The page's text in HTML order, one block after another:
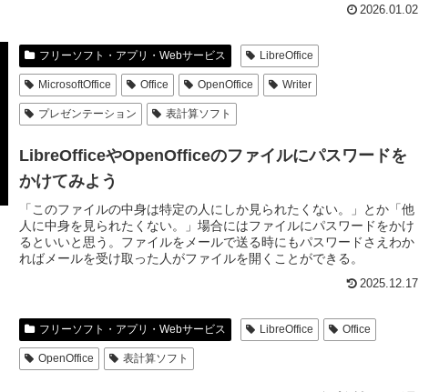
2026.01.02
フリーソフト・アプリ・Webサービス LibreOffice
MicrosoftOffice Office OpenOffice Writer
プレゼンテーション 表計算ソフト
LibreOfficeやOpenOfficeのファイルにパスワードを
かけてみよう
「このファイルの中身は特定の人にしか見られたくない。」とか「他
人に中身を見られたくない。」場合にはファイルにパスワードをかけ
るといいと思う。ファイルをメールで送る時にもパスワードさえわか
ればメールを受け取った人がファイルを開くことができる。
2025.12.17
フリーソフト・アプリ・Webサービス LibreOffice Office
OpenOffice 表計算ソフト